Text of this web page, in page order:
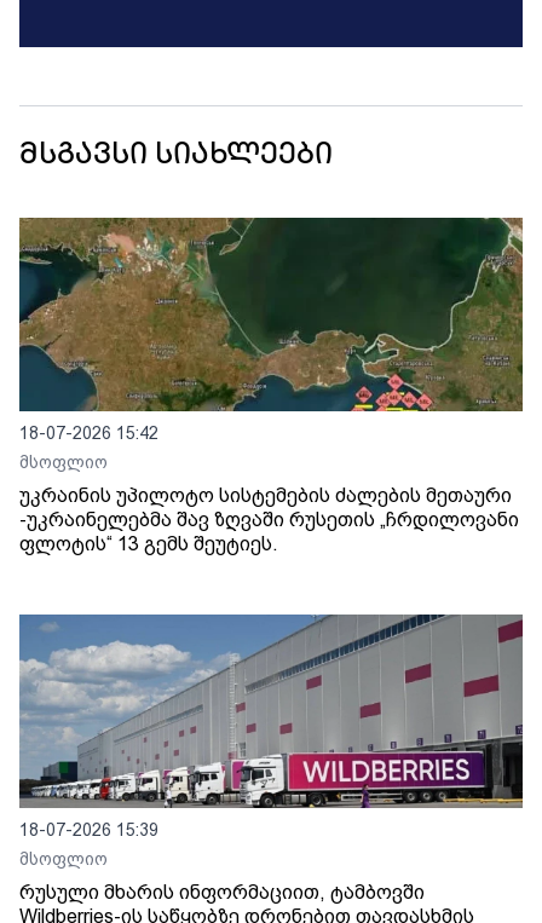
მსგავსი სიახლეები
18-07-2026 15:42
მსოფლიო
უკრაინის უპილოტო სისტემების ძალების მეთაური
-უკრაინელებმა შავ ზღვაში რუსეთის „ჩრდილოვანი
ფლოტის“ 13 გემს შეუტიეს.
18-07-2026 15:39
მსოფლიო
რუსული მხარის ინფორმაციით, ტამბოვში
Wildberries-ის საწყობზე დრონებით თავდასხმის